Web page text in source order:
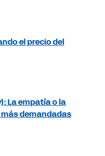
el precio del
La empatía o la
demandadas